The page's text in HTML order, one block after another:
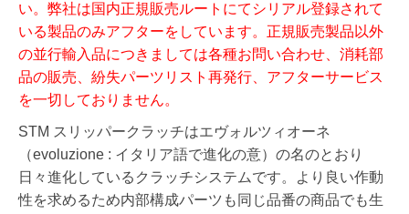
い。弊社は国内正規販売ルートにてシリアル登録されて
いる製品のみアフターをしています。正規販売製品以外
の並行輸入品につきましては各種お問い合わせ、消耗部
品の販売、紛失パーツリスト再発行、アフターサービス
を一切しておりません。
STM スリッパークラッチはエヴォルツィオーネ
（evoluzione : イタリア語で進化の意）の名のとおり
日々進化しているクラッチシステムです。より良い作動
性を求めるため内部構成パーツも同じ品番の商品でも生